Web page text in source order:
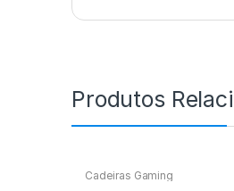
Produtos
Cadeiras Gaming